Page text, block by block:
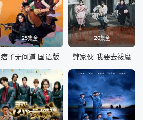
25集全
痞子无间道 国语版
20集全
弊家伙 我要去祓魔